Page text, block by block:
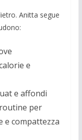
Anitta segue
e
e affondi
per
e compattezza